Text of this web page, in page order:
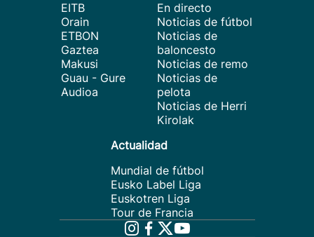
EITB
Orain
ETBON
Gaztea
Makusi
Guau - Gure
Audioa
En directo
Noticias de fútbol
Noticias de
baloncesto
Noticias de remo
Noticias de
pelota
Noticias de Herri
Kirolak
Actualidad
Mundial de fútbol
Eusko Label Liga
Euskotren Liga
Tour de Francia